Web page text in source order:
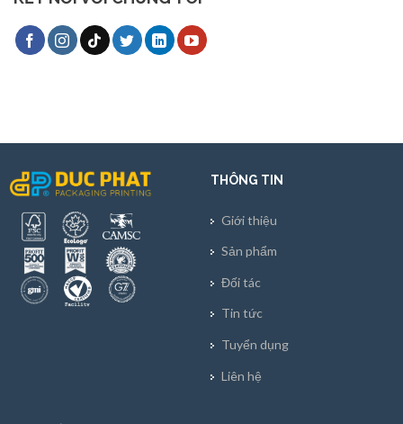
THÔNG TIN
Giới thiệu
Sản phẩm
Đối tác
Tin tức
Tuyển dụng
Liên hệ